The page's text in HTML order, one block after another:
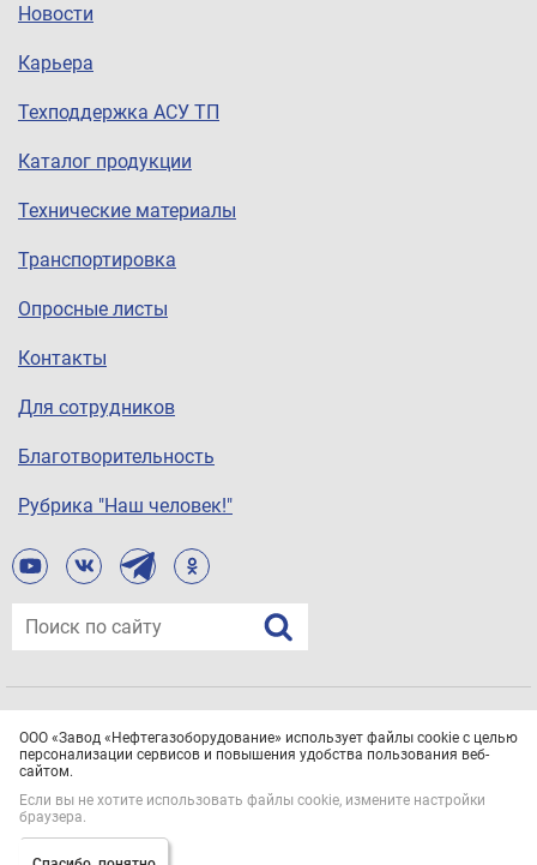
Новости
Карьера
Техподдержка АСУ ТП
Каталог продукции
Технические материалы
Транспортировка
Опросные листы
Контакты
Для сотрудников
Благотворительность
Рубрика "Наш человек!"
Все права защищены.Политика конфиденциальности
ООО «Завод «Нефтегазоборудование» использует файлы cookie с целью
персонализации сервисов и повышения удобства пользования веб-
сайтом.
Если вы не хотите использовать файлы cookie, измените настройки
браузера.